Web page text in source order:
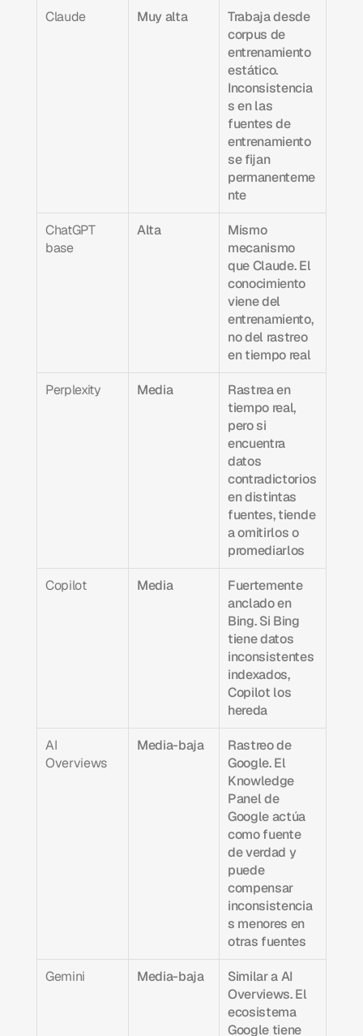
Claude Muy alta
Trabaja desde
corpus de
entrenamiento
estático.
Inconsistencia
s en las
fuentes de
entrenamiento
se fijan
permanenteme
nte
ChatGPT
base
Alta
Mismo
mecanismo
que Claude. El
conocimiento
viene del
entrenamiento,
no del rastreo
en tiempo real
Perplexity Media
Rastrea en
tiempo real,
pero si
encuentra
datos
contradictorios
en distintas
fuentes, tiende
a omitirlos o
promediarlos
Copilot Media
Fuertemente
anclado en
Bing. Si Bing
tiene datos
inconsistentes
indexados,
Copilot los
hereda
AI
Overviews
Media-baja
Rastreo de
Google. El
Knowledge
Panel de
Google actúa
como fuente
de verdad y
puede
compensar
inconsistencia
s menores en
otras fuentes
Gemini Media-baja
Similar a AI
Overviews. El
ecosistema
Google tiene